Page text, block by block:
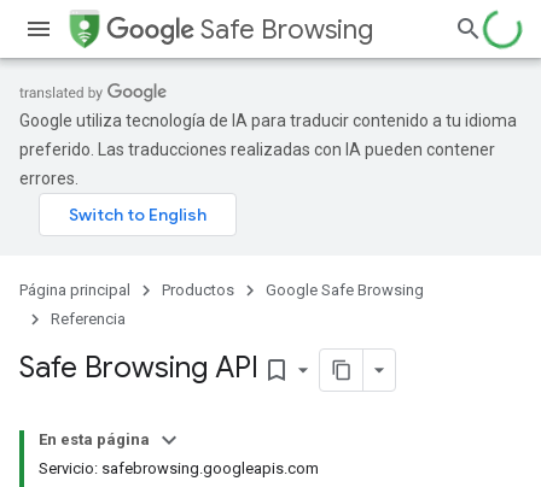
Safe Browsing
Google utiliza tecnología de IA para traducir contenido a tu idioma
preferido. Las traducciones realizadas con IA pueden contener
errores.
Página principal Productos
Google Safe Browsing
Referencia
Safe Browsing API bookmark_border
En esta página
Servicio: safebrowsing.googleapis.com